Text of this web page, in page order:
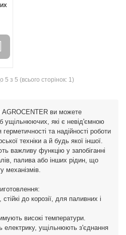
5 з 5 (всього сторінок: 1)
AGROCENTER ви можете
ущільнюючих, які є невід'ємною
та надійності роботи
техніки а й будь якої іншої.
важливу функцію у запобіганні
палива або інших рідин, що
механізмів.
до корозії, для паливних і
високі температури.
електрику, ущільнюють з'єднання